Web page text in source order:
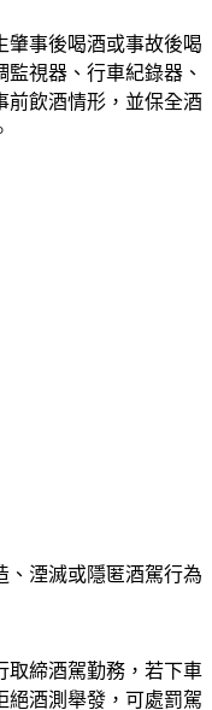
肇事後喝酒或事故後喝
視器、行車紀錄器、
前飲酒情形，並保全酒
、湮滅或隱匿酒駕行為
取締酒駕勤務，若下車
絕酒測舉發，可處罰駕